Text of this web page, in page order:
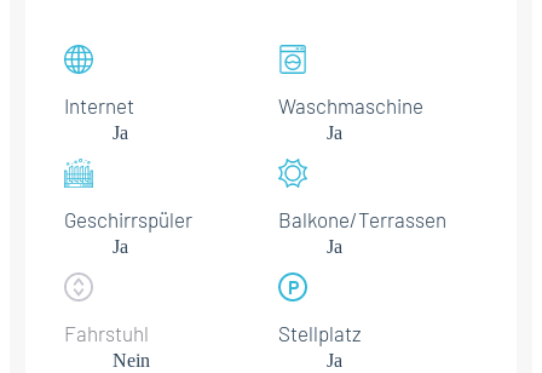
Internet
Ja
Waschmaschine
Ja
Geschirrspüler
Ja
Balkone/Terrassen
Ja
Fahrstuhl
Nein
Stellplatz
Ja